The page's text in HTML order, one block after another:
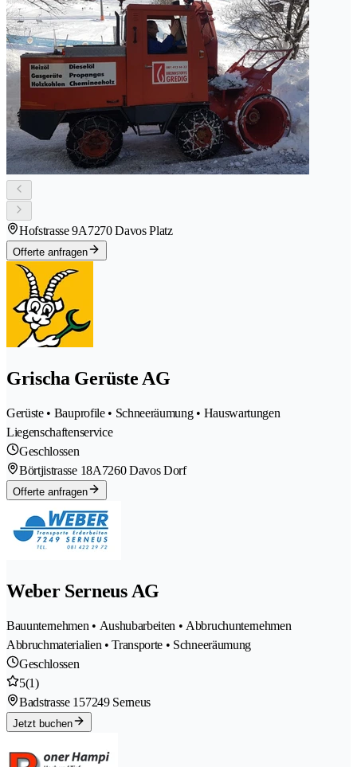
Hofstrasse 9A7270 Davos Platz
Offerte anfragen
Grischa Gerüste AG
Gerüste • Bauprofile • Schneeräumung • Hauswartungen
Liegenschaftenservice
Geschlossen
Börtjistrasse 18A7260 Davos Dorf
Offerte anfragen
Weber Serneus AG
Bauunternehmen • Aushubarbeiten • Abbruchunternehmen
Abbruchmaterialien • Transporte • Schneeräumung
Geschlossen
5(1)
Badstrasse 157249 Serneus
Jetzt buchen